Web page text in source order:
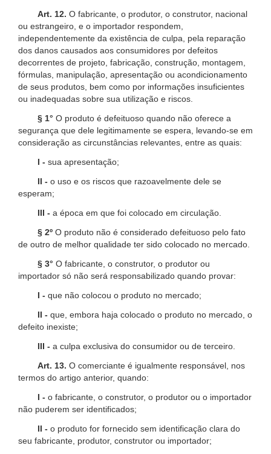
Art. 12. O fabricante, o produtor, o construtor, nacional
ou estrangeiro, e o importador respondem,
independentemente da existência de culpa, pela reparação
dos danos causados aos consumidores por defeitos
decorrentes de projeto, fabricação, construção, montagem,
fórmulas, manipulação, apresentação ou acondicionamento
de seus produtos, bem como por informações insuficientes
ou inadequadas sobre sua utilização e riscos.
§ 1° O produto é defeituoso quando não oferece a
segurança que dele legitimamente se espera, levando-se em
consideração as circunstâncias relevantes, entre as quais:
I - sua apresentação;
II - o uso e os riscos que razoavelmente dele se
esperam;
III - a época em que foi colocado em circulação.
§ 2º O produto não é considerado defeituoso pelo fato
de outro de melhor qualidade ter sido colocado no mercado.
§ 3° O fabricante, o construtor, o produtor ou
importador só não será responsabilizado quando provar:
I - que não colocou o produto no mercado;
II - que, embora haja colocado o produto no mercado, o
defeito inexiste;
III - a culpa exclusiva do consumidor ou de terceiro.
Art. 13. O comerciante é igualmente responsável, nos
termos do artigo anterior, quando:
I - o fabricante, o construtor, o produtor ou o importador
não puderem ser identificados;
II - o produto for fornecido sem identificação clara do
seu fabricante, produtor, construtor ou importador;